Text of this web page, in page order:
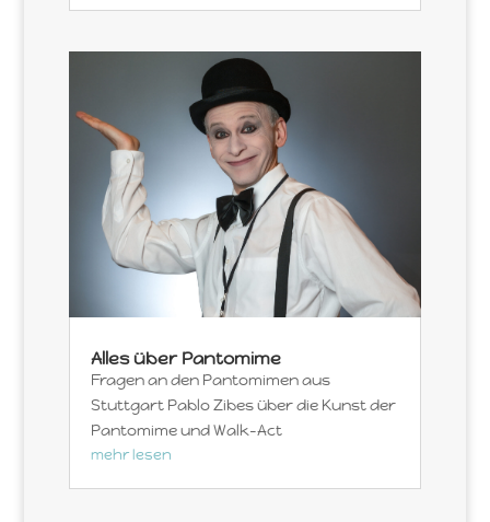
Alles über Pantomime
Fragen an den Pantomimen aus
Stuttgart Pablo Zibes über die Kunst der
Pantomime und Walk-Act
mehr lesen